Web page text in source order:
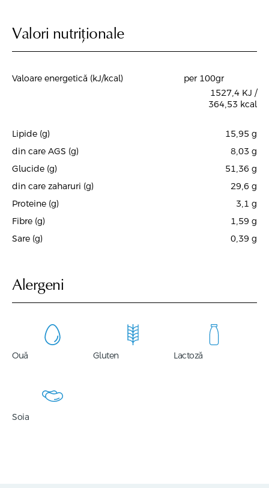
Valori nutriționale
Valoare energetică (kJ/kcal)
per 100gr
1527,4 KJ /
364,53 kcal
Lipide (g) 15,95 g
din care AGS (g)
8,03 g
Glucide (g)
51,36 g
din care zaharuri (g)
29,6 g
Proteine (g)
3,1 g
Fibre (g)
1,59 g
Sare (g)
0,39 g
Alergeni
Ouă Gluten Lactoză
Soia